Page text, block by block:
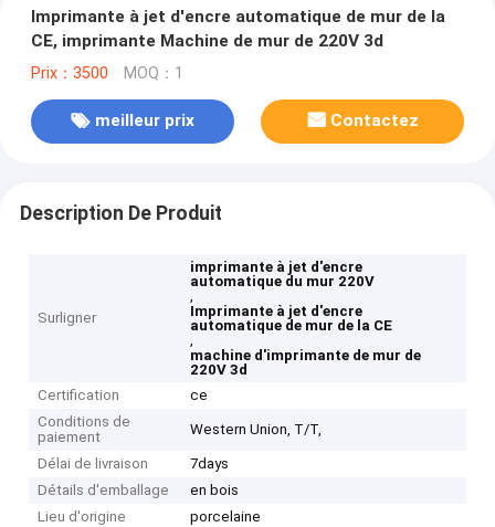
Imprimante à jet d'encre automatique de mur de la
CE, imprimante Machine de mur de 220V 3d
Prix：3500 MOQ：1
meilleur prix Contactez
Description De Produit
Surligner
imprimante à jet d'encre
automatique du mur 220V
,
Imprimante à jet d'encre
automatique de mur de la CE
,
machine d'imprimante de mur de
220V 3d
Certification
ce
Conditions de
paiement
Western Union, T/T,
Délai de livraison
7days
Détails d'emballage
en bois
Lieu d'origine
porcelaine